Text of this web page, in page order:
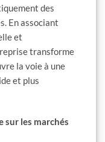
des
En associant
et
transforme
la voie à une
et plus
sur les marchés